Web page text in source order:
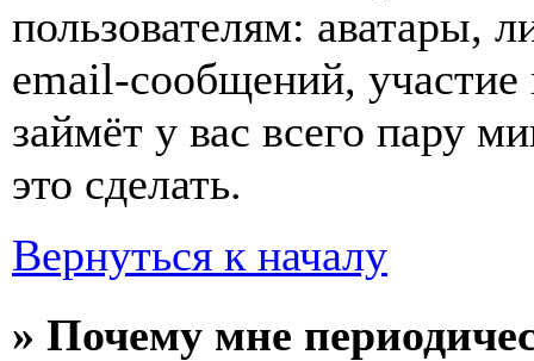
пользователям: аватары,
email-сообщений, участие
займёт у вас всего пару
это сделать.
Вернуться к началу
» Почему мне